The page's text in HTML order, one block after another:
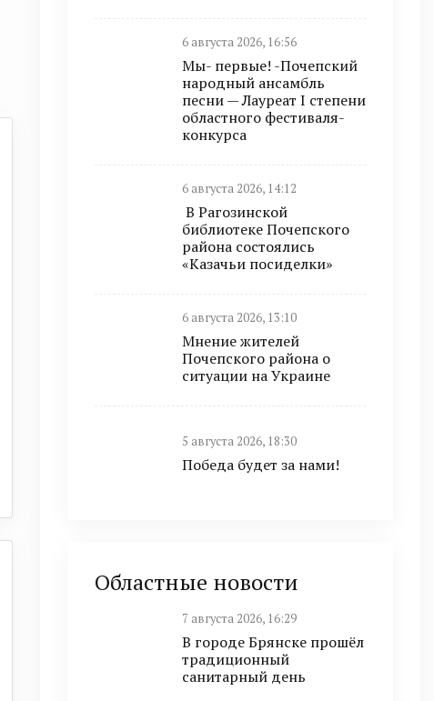
6 августа 2026, 16:56
Мы- первые! -Почепский
народный ансамбль
песни — Лауреат I степени
областного фестиваля-
конкурса
6 августа 2026, 14:12
В Рагозинской
библиотеке Почепского
района состоялись
«Казачьи посиделки»
6 августа 2026, 13:10
Мнение жителей
Почепского района о
ситуации на Украине
5 августа 2026, 18:30
Победа будет за нами!
Областные новости
7 августа 2026, 16:29
В городе Брянске прошёл
традиционный
санитарный день